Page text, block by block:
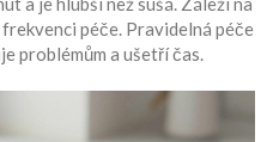
péče. Pravidelná péče
problémům a ušetří čas.